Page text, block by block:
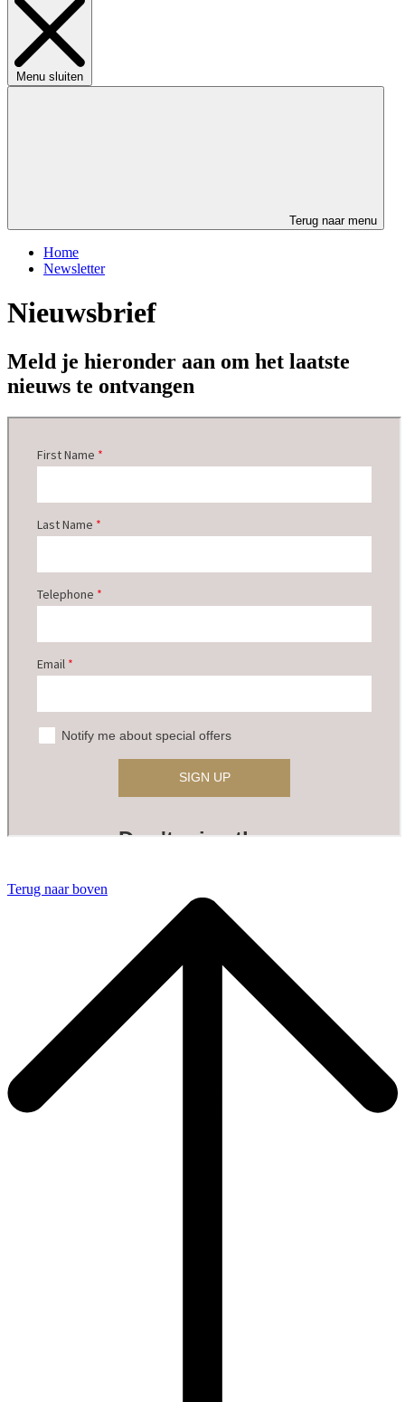
Menu sluiten
Terug naar menu
Home
Newsletter
Nieuwsbrief
Meld je hieronder aan om het laatste
nieuws te ontvangen
Terug naar boven